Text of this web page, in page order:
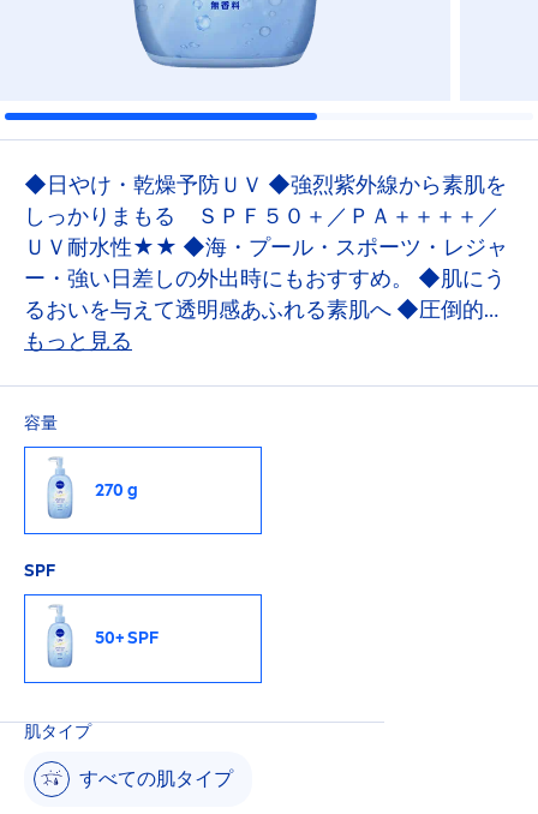
◆日やけ・乾燥予防ＵＶ ◆強烈紫外線から素肌を
しっかりまもる ＳＰＦ５０＋／ＰＡ＋＋＋＋／
ＵＶ耐水性★★ ◆海・プール・スポーツ・レジャ
ー・強い日差しの外出時にもおすすめ。 ◆肌にう
るおいを与えて透明感あふれる素肌へ ◆圧倒的に
みずみずしい使い心地*1。 みずみずしいジェルが
にならない素肌っぽい快適なつけ心地。◆無香料
◆スーパーウォータープルーフ ◆汗・水に強く落
ちにくい ◆せっけんで落とせる（専用クレンジン
グ不要） ◆顔・からだ用。 化粧下地に使える ◆
鉱物油フリー・香料フリー・合成着色剤フリー・
パラベンフリー・パウダーフリー ＊１ ニベアＵＶ
シリーズＳＰＦ５０＋／ＰＡ＋＋＋＋製品内にお
ける使用感
もっと見る
容量
270 g
SPF
50+ SPF
肌タイプ
すべての肌タイプ